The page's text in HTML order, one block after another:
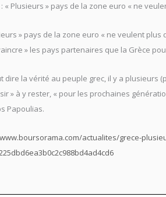
« Plusieurs » pays de la zone euro « ne
» pays de la zone euro « ne veulent
» les pays partenaires que la Grèce
dire la vérité au peuple grec, il y a plusieurs
» à y rester, « pour les prochaines
Papoulias.
actualites/grece-